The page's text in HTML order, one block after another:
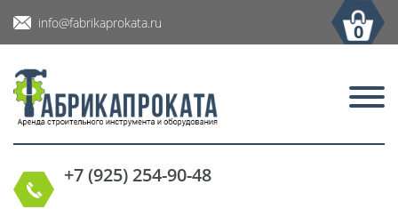
info@fabrikaprokata.ru 0
+7 (925) 254-90-48